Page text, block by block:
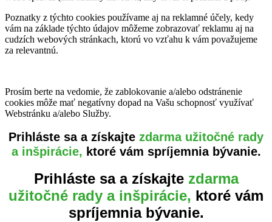
Poznatky z týchto cookies používame aj na reklamné účely, kedy
vám na základe týchto údajov môžeme zobrazovať reklamu aj na
cudzích webových stránkach, ktorú vo vzťahu k vám považujeme
za relevantnú.
Prosím berte na vedomie, že zablokovanie a/alebo odstránenie
cookies môže mať negatívny dopad na Vašu schopnosť využívať
Webstránku a/alebo Služby.
Prihláste sa a získajte zdarma užitočné rady
a inšpirácie, ktoré vám spríjemnia bývanie.
Prihláste sa a získajte zdarma
užitočné rady a inšpirácie, ktoré vám
spríjemnia bývanie.